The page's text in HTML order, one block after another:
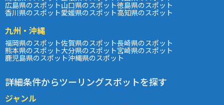
広島県のスポット山口県のスポット徳島県のスポット
香川県のスポット愛媛県のスポット高知県のスポット
九州・沖縄
福岡県のスポット佐賀県のスポット長崎県のスポット
熊本県のスポット大分県のスポット宮崎県のスポット
鹿児島県のスポット沖縄県のスポット
詳細条件からツーリングスポットを探す
ジャンル